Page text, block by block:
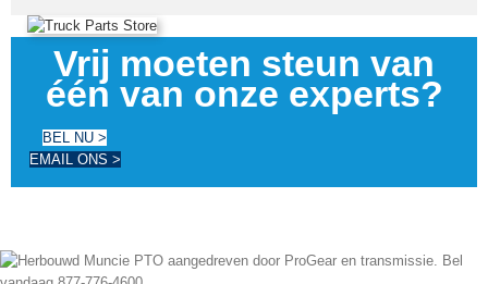
Vrij moeten steun van
één van onze experts?
BEL NU >
EMAIL ONS >